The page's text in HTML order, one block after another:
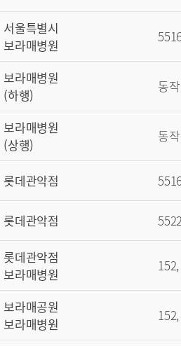
서울특별시
보라매병원
보라매병원
(하행)
동
보라매병원
(상행)
동
롯데관악점
롯데관악점
롯데관악점
보라매병원
보라매공원
보라매병원